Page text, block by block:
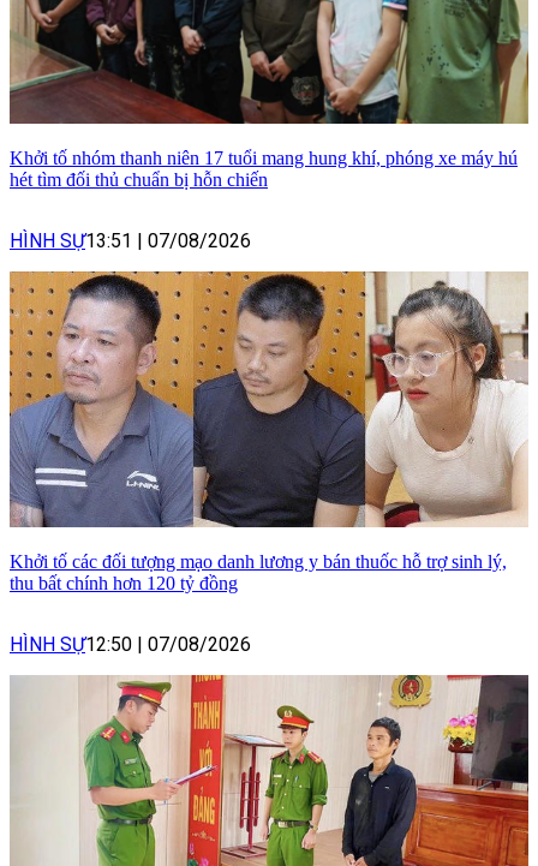
Khởi tố nhóm thanh niên 17 tuổi mang hung khí, phóng xe máy hú
hét tìm đối thủ chuẩn bị hỗn chiến
HÌNH SỰ13:51 | 07/08/2026
Khởi tố các đối tượng mạo danh lương y bán thuốc hỗ trợ sinh lý,
thu bất chính hơn 120 tỷ đồng
HÌNH SỰ12:50 | 07/08/2026